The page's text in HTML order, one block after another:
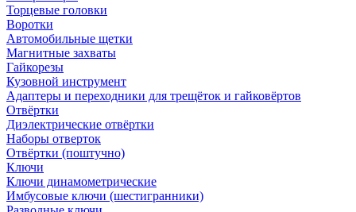
Торцевые головки
Воротки
Автомобильные щетки
Магнитные захваты
Гайкорезы
Кузовной инструмент
Адаптеры и переходники для трещёток и гайковёртов
Отвёртки
Диэлектрические отвёртки
Наборы отверток
Отвёртки (поштучно)
Ключи
Ключи динамометрические
Имбусовые ключи (шестигранники)